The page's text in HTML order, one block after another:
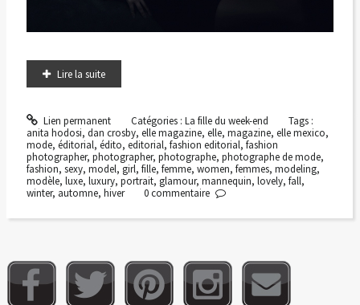
Lire la suite
Lien permanent Catégories : La fille du week-end
Tags :
anita hodosi, dan crosby, elle magazine, elle, magazine, elle mexico,
mode, éditorial, édito, editorial, fashion editorial, fashion
photographer, photographer, photographe, photographe de mode,
fashion, sexy, model, girl, fille, femme, women, femmes, modeling,
modèle, luxe, luxury, portrait, glamour, mannequin, lovely, fall,
winter, automne, hiver 0commentaire